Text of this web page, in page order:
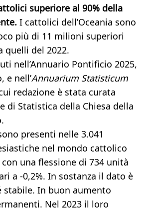
superiore al 90% della
I cattolici dell’Oceania sono
più di 11 milioni superiori
quelli del 2022.
nell’Annuario Pontificio 2025,
e nell’Annuarium Statisticum
redazione è stata curata
di Statistica della Chiesa della
presenti nelle 3.041
nel mondo cattolico
una flessione di 734 unità
a -0,2%. In sostanza il dato è
stabile. In buon aumento
Nel 2023 il loro